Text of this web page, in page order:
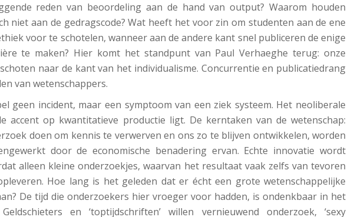
reden van beoordeling aan de hand van output? Waarom houden
niet aan de gedragscode? Wat heeft het voor zin om studenten aan de ene
voor te schotelen, wanneer aan de andere kant snel publiceren de enige
te maken? Hier komt het standpunt van Paul Verhaeghe terug: onze
naar de kant van het individualisme. Concurrentie en publicatiedrang
van wetenschappers.
geen incident, maar een symptoom van een ziek systeem. Het neoliberale
accent op kwantitatieve productie ligt. De kerntaken van de wetenschap:
doen om kennis te verwerven en ons zo te blijven ontwikkelen, worden
door de economische benadering ervan. Echte innovatie wordt
alleen kleine onderzoekjes, waarvan het resultaat vaak zelfs van tevoren
Hoe lang is het geleden dat er écht een grote wetenschappelijke
De tijd die onderzoekers hier vroeger voor hadden, is ondenkbaar in het
en ‘toptijdschriften’ willen vernieuwend onderzoek, ‘sexy